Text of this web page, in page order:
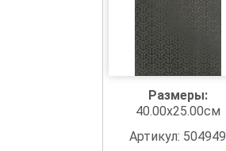
Размеры:
40.00x25.00см
Артикул: 504949